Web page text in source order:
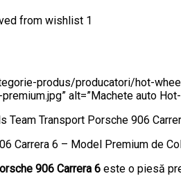
from wishlist 1
produs/producatori/hot-
alt=”Machete auto
Team Transport Porsche 906
Carrera 6 – Model Premium de
906 Carrera 6 este o piesă